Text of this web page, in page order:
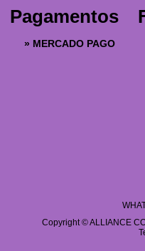
Pagamentos
» MERCADO PAGO
Copyright © ALLIANCE